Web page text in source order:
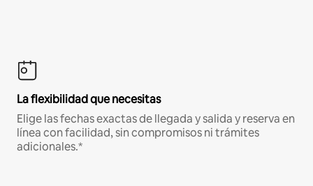
La flexibilidad que necesitas
Elige las fechas exactas de llegada y salida y reserva en
línea con facilidad, sin compromisos ni trámites
adicionales.*